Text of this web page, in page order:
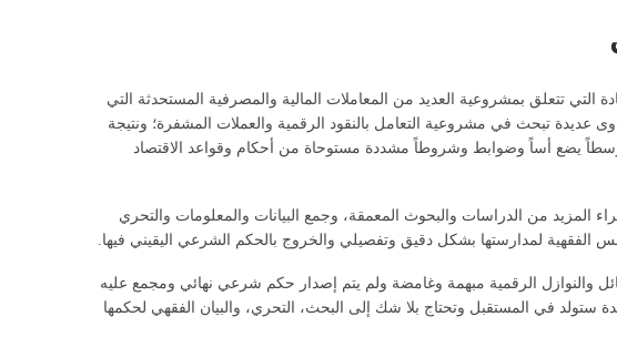
التي تتعلق بمشروعية العديد من المعاملات المالية والمصرفية المستحدثة التي
تبحث في مشروعية التعامل بالنقود الرقمية والعملات المشفرة؛ ونتيجة
وسطاً يضع أساً وضوابط وشروطاً مشددة مستوحاة من أحكام وقواعد الاقتصاد
المزيد من الدراسات والبحوث المعمقة، وجمع البيانات والمعلومات والتحري
الفقهية لمدارستها بشكل دقيق وتفصيلي والخروج بالحكم الشرعي اليقيني فيها.
والنوازل الرقمية مبهمة وغامضة ولم يتم إصدار حكم شرعي نهائي ومجمع عليه
في المستقبل وتحتاج بلا شك إلى البحث، التحري، والبيان الفقهي لحكمها